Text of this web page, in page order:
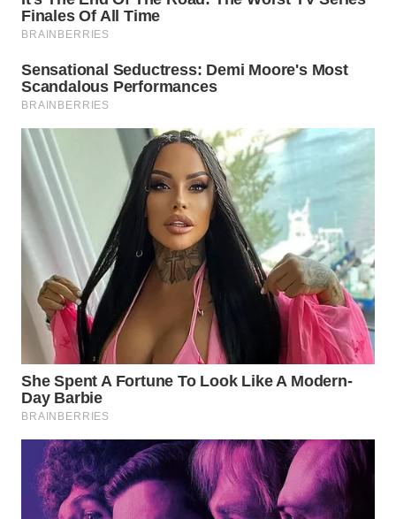
WN
TAPANULI
WN
SAMOSIR
WN
PADANG
LAWAS
WN
SUMEDANG
WN
CIANJUR
WN
KEPULAUAN
SERIBU
WN
TANGERANG